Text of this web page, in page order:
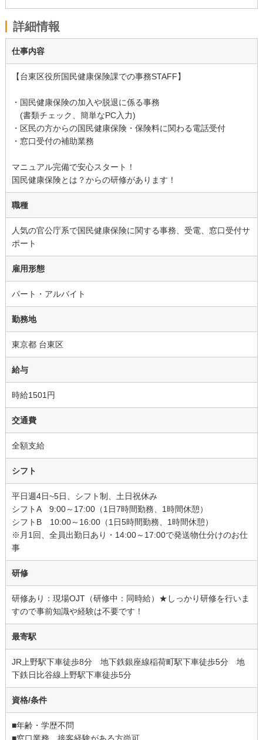
詳細情報
仕事内容
【台東区役所国民健康保険課での事務STAFF】
・国民健康保険の加入や脱退に係る事務
(書類チェック、簡単なPC入力)
・区民の方からの国民健康保険・保険料に関わる電話受付
・窓口受付の補助業務
マニュアル完備で安心スタート！
国民健康保険とは？からの研修があります！
職種
人気の官公庁系で国民健康保険に関する事務、受電、窓口受付サ
ポート
雇用形態
パート・アルバイト
勤務地
東京都 台東区
給与
時給1501円
交通費
全額支給
シフト
平日週4日~5日、シフト制、土日祝休み
シフトA 9:00～17:00（1日7時間勤務、1時間休憩）
シフトB 10:00～16:00（1日5時間勤務、1時間休憩）
※月1回、全員出勤日あり・14:00～17:00で発送物仕分けのお仕
事
研修
研修あり：現場OJT（研修中：同時給）★しっかり研修を行いま
すので事前知識や経験は不要です！
最寄駅
JR上野駅下車徒歩8分 地下鉄銀座線稲荷町駅下車徒歩5分 地
下鉄日比谷線上野駅下車徒歩5分
資格/条件
■年齢・学歴不問